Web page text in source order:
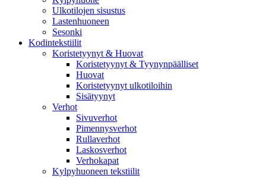
Ulkotilojen sisustus
Lastenhuoneen
Sesonki
Kodintekstiilit
Koristetyynyt & Huovat
Koristetyynyt & Tyynynpäälliset
Huovat
Koristetyynyt ulkotiloihin
Sisätyynyt
Verhot
Sivuverhot
Pimennysverhot
Rullaverhot
Laskosverhot
Verhokapat
Kylpyhuoneen tekstiilit